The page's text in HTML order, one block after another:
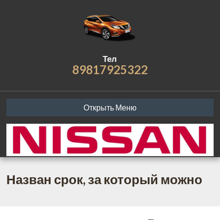
Тел
89817925322
Открыть Меню
Назван срок, за который можно